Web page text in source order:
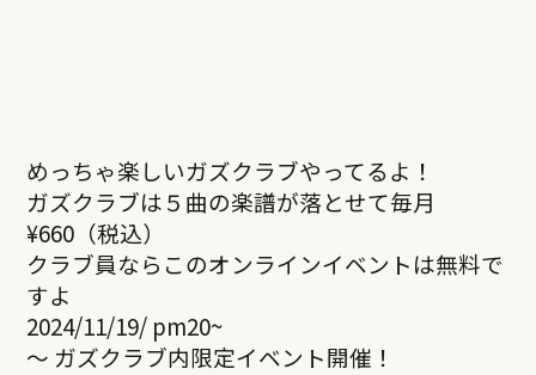
めっちゃ楽しいガズクラブやってるよ！
ガズクラブは５曲の楽譜が落とせて毎月
¥660（税込）
クラブ員ならこのオンラインイベントは無料で
すよ
2024/11/19/ pm20~
～ ガズクラブ内限定イベント開催！